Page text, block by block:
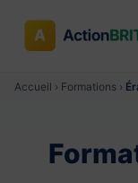
Accueil › Formations ›